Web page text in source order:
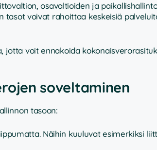
osavaltioiden ja
tasot voivat rahoittaa keskeisiä
voit ennakoida
soveltaminen
tasoon:
Näihin kuuluvat esimerkiksi